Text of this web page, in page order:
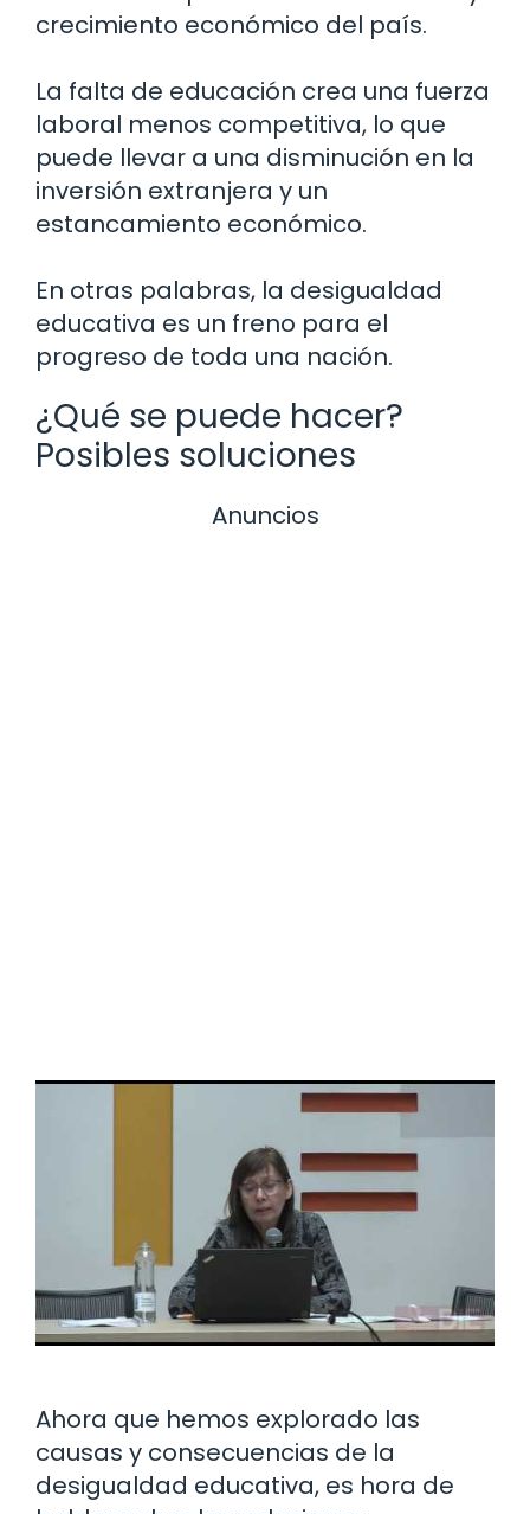
crecimiento económico del país.
La falta de educación crea una fuerza
laboral menos competitiva, lo que
puede llevar a una disminución en la
inversión extranjera y un
estancamiento económico.
En otras palabras, la desigualdad
educativa es un freno para el
progreso de toda una nación.
¿Qué se puede hacer?
Posibles soluciones
Anuncios
Ahora que hemos explorado las
causas y consecuencias de la
desigualdad educativa, es hora de